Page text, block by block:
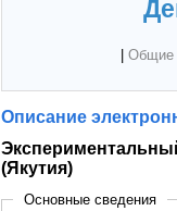
Общие
Описание
(Якутия)
Основные сведения